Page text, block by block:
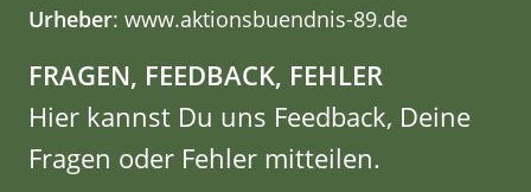
Urheber: www.aktionsbuendnis-89.de
FRAGEN, FEEDBACK, FEHLER
Hier kannst Du uns Feedback, Deine
Fragen oder Fehler mitteilen.